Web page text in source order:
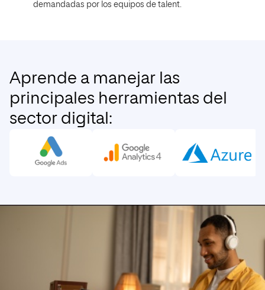
demandadas por los equipos de talent.
Aprende a manejar las
principales herramientas del
sector digital: